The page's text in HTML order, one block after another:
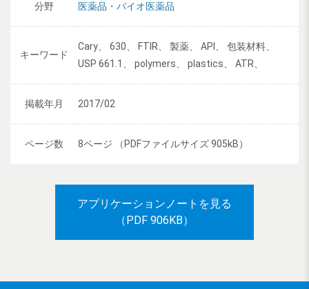
分野 医薬品・バイオ医薬品
キーワード
Cary、 630、 FTIR、 製薬、 API、 包装材料、
USP 661.1、 polymers、 plastics、 ATR、
掲載年月 2017/02
ページ数 8ページ （PDFファイルサイズ 905kB）
アプリケーションノートを見る
（PDF 906KB）